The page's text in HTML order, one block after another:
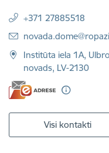
+371 27885518
E-pasts:
Institūta iela 1A,
novads, LV-2130
Visi kontakti